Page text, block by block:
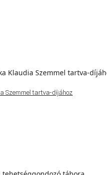
Szemmel tartva-díjához